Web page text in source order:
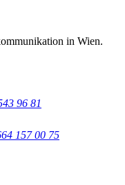
in Wien.
96 81
157 00 75